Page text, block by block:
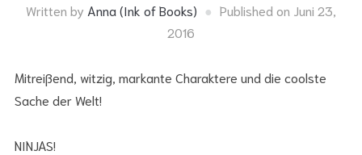
Written by Anna (Ink of Books) Published on Juni 23,
2016
Mitreißend, witzig, markante Charaktere und die coolste
Sache der Welt!
NINJAS!